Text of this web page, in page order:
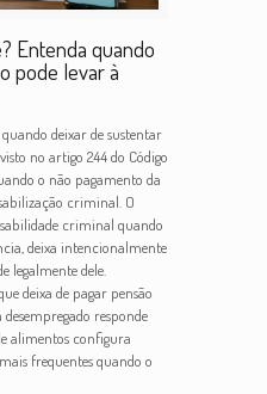
Entenda quando
pode levar à
deixar de sustentar
no artigo 244 do Código
o não pagamento da
criminal. O
criminal quando
deixa intencionalmente
legalmente dele.
deixa de pagar pensão
responde
alimentos configura
frequentes quando o